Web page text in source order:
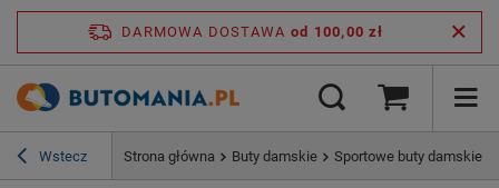
DARMOWA DOSTAWA od 100,00 zł
Wstecz Strona główna Buty damskie Sportowe buty damskie